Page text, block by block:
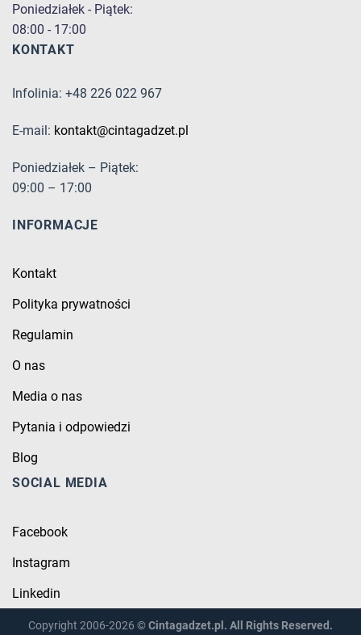
Poniedziałek - Piątek:
08:00 - 17:00
KONTAKT
Infolinia: +48 226 022 967
E-mail: kontakt@cintagadzet.pl
Poniedziałek – Piątek:
09:00 – 17:00
INFORMACJE
Kontakt
Polityka prywatności
Regulamin
O nas
Media o nas
Pytania i odpowiedzi
Blog
SOCIAL MEDIA
Facebook
Instagram
Linkedin
Copyright 2006-2026 ©Cintagadzet.pl. All Rights Reserved.